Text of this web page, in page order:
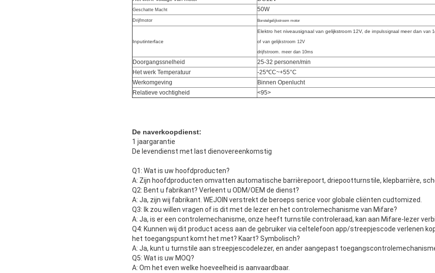
Geschatte Macht 50W
Drijfmotor Borstelgelijkstroom motor
Inputinterface
Elektro het niveausignaal van gelijkstroom 12V, de impulssignaal meer dan van
of van gelijkstroom 12V
drijfstroom. meer dan 10ms
Doorgangssnelheid
25-32 personen/min
Het werk Temperatuur
-25℃C~+55°C
Werkomgeving
Binnen Openlucht
Relatieve vochtigheid
<95>
De naverkoopdienst:
1 jaargarantie
De levendienst met last dienovereenkomstig
Q1: Wat is uw hoofdproducten?
A: Zijn hoofdproducten omvatten automatische barrièrepoort, driepootturnstile, klepbarrière,
Q2: Bent u fabrikant? Verleent u ODM/OEM de dienst?
A: Ja, zijn wij fabrikant. WEJOIN verstrekt de beroeps serice voor globale cliënten cudtomized.
Q3: Ik zou willen vragen of is dit met de lezer en het controlemechanisme van Mifare?
A: Ja, is er een controlemechanisme, onze heeft turnstile controleraad, kan aan Mifare-lezer
Q4: Kunnen wij dit product acess aan de gebruiker via celtelefoon app/streepjescode verlenen
het toegangspunt komt het met? Kaart? Symbolisch?
A: Ja, kunt u turnstile aan streepjescodelezer, en ander aangepast
Q5: Wat is uw MOQ?
A: Om het even welke hoeveelheid is aanvaardbaar.